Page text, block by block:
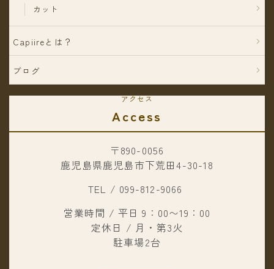
カット
Capiireとは？
ブログ
アクセス
Access
〒890-0056
鹿児島県鹿児島市下荒田4-30-18
TEL / 099-812-9066
営業時間 / 平日 9：00〜19：00
定休日 / 月・第3火
駐車場2台